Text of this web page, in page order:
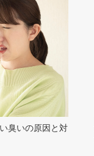
臭いの原因と対